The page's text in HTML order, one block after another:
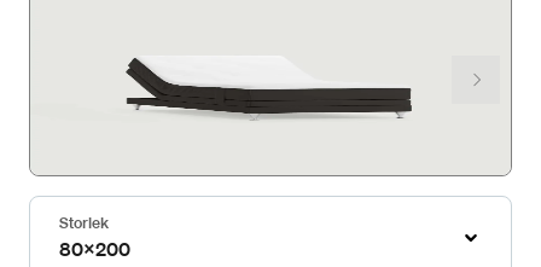
Storlek
80x200